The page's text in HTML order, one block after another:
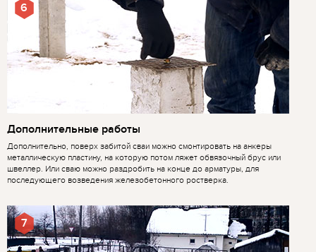
6
Дополнительные работы
Дополнительно, поверх забитой сваи можно смонтировать на анкеры
металлическую пластину, на которую потом ляжет обвязочный брус или
швеллер. Или сваю можно раздробить на конце до арматуры, для
последующего возведения железобетонного ростверка.
7